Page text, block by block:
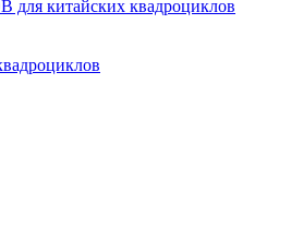
китайских квадроциклов